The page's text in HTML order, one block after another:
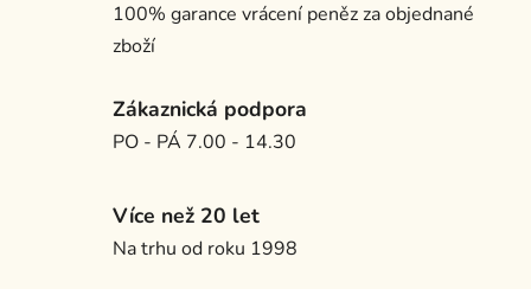
100% garance vrácení peněz za objednané
zboží
Zákaznická podpora
PO - PÁ 7.00 - 14.30
Více než 20 let
Na trhu od roku 1998